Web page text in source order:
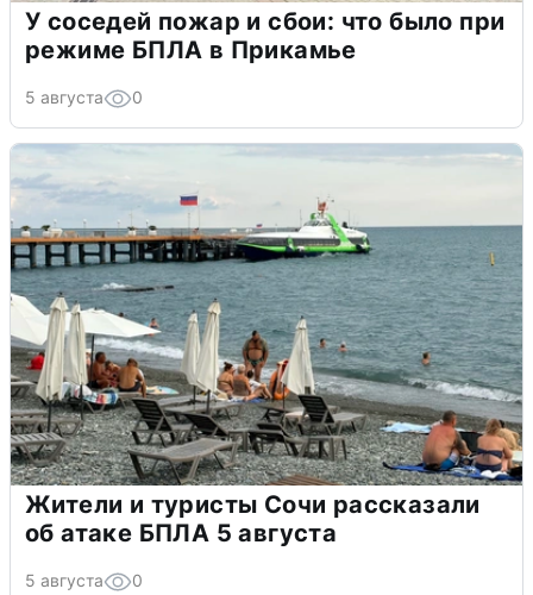
У соседей пожар и сбои: что было при
режиме БПЛА в Прикамье
5 августа 0
Жители и туристы Сочи рассказали
об атаке БПЛА 5 августа
5 августа 0